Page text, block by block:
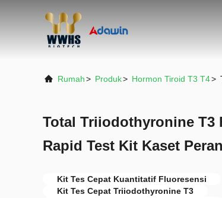
Rumah> Produk> Hormon Tiroid T3 T4>
Total Triiodothyronine T3
Rapid Test Kit Kaset
Kit Tes Cepat Kuantitatif Fluoresensi
Kit Tes Cepat Triiodothyronine T3